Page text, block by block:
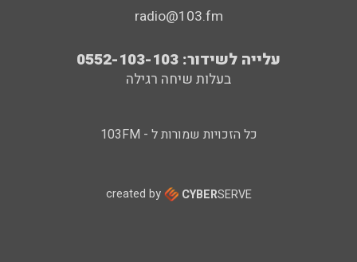
radio@103.fm
עלייה לשידור: 0552-103-103
בעלות שיחה רגילה
כל הזכויות שמורות ל - 103FM
created by CYBERSERVE